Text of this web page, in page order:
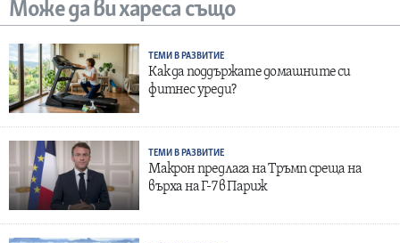
Може да ви хареса също
ТЕМИ В РАЗВИТИЕ
Как да поддържате домашните си
фитнес уреди?
ТЕМИ В РАЗВИТИЕ
Макрон предлага на Тръмп среща на
върха на Г-7 в Париж